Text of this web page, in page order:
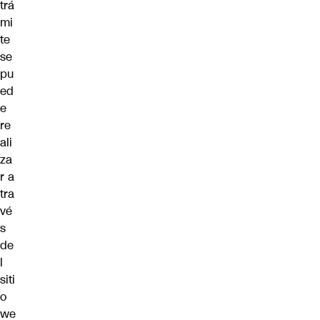
trá
mi
te
se
pu
ed
e
re
ali
za
r a
tra
vé
s
de
l
siti
o
we